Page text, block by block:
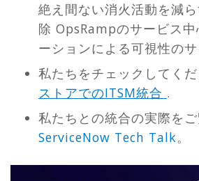
絶え間ない消火活動を減ら
除 OpsRampのサービス
ーションによる可視性のサ
私たちをチェックしてく
ストアでのITSM統合 .
私たちとの統合の実際を
ServiceNow Tech Talk。